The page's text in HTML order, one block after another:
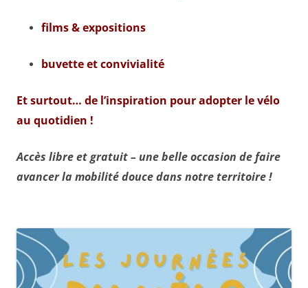
films & expositions
buvette et convivialité
Et surtout… de l’inspiration pour adopter le vélo
au quotidien !
Accès libre et gratuit – une belle occasion de faire
avancer la mobilité douce dans notre territoire !